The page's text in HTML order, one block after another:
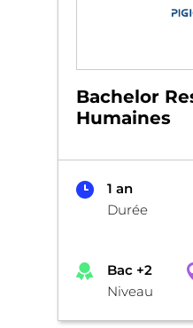
Bachelor
Humaines
1 an
Durée
Bac +2
Niveau